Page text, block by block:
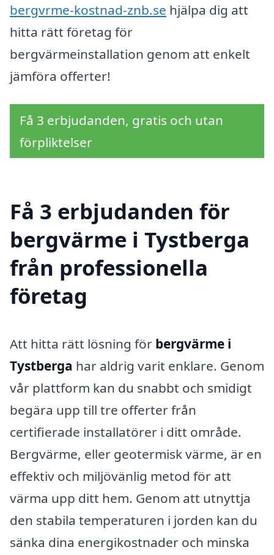
bergvrme-kostnad-znb.se hjälpa dig att
hitta rätt företag för
bergvärmeinstallation genom att enkelt
jämföra offerter!
Få 3 erbjudanden, gratis och utan
förpliktelser
Få 3 erbjudanden för
bergvärme i Tystberga
från professionella
företag
Att hitta rätt lösning för bergvärme i
Tystberga har aldrig varit enklare. Genom
vår plattform kan du snabbt och smidigt
begära upp till tre offerter från
certifierade installatörer i ditt område.
Bergvärme, eller geotermisk värme, är en
effektiv och miljövänlig metod för att
värma upp ditt hem. Genom att utnyttja
den stabila temperaturen i jorden kan du
sänka dina energikostnader och minska